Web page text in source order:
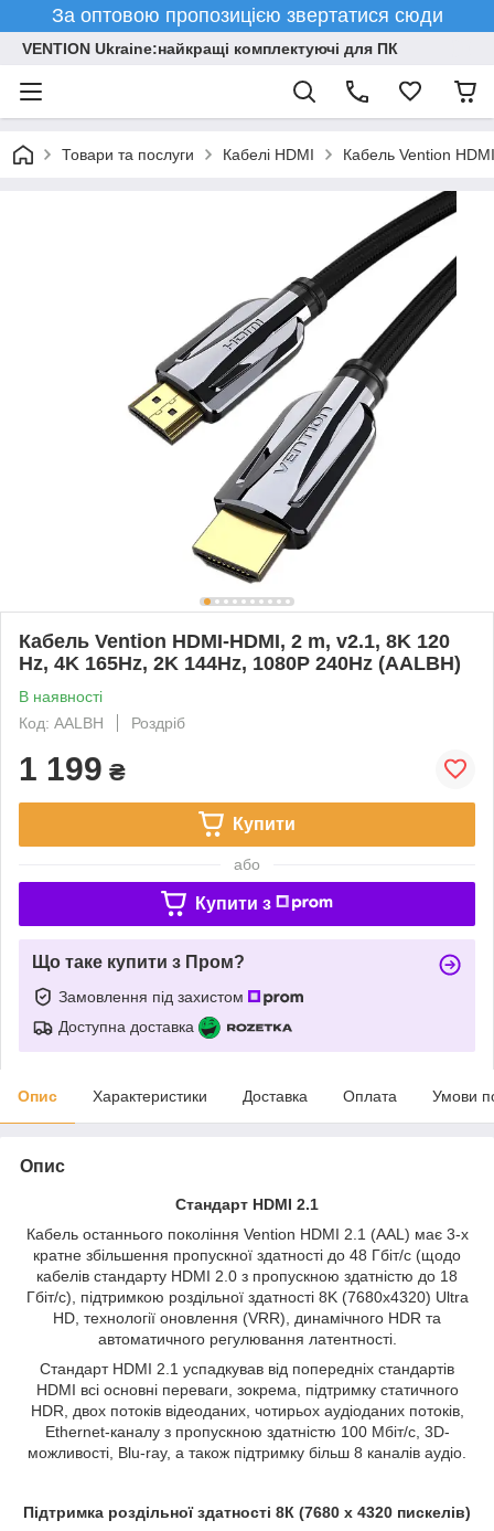
За оптовою пропозицією звертатися сюди
VENTION Ukraine:найкращі комплектуючі для ПК
Товари та послуги Кабелі HDMI Кабель Vention
Кабель Vention HDMI-HDMI, 2 m, v2.1, 8K 120
Hz, 4K 165Hz, 2K 144Hz, 1080P 240Hz (AALBH)
В наявності
Код: AALBH
Роздріб
1 199 ₴
Купити
або
Купити з
Що таке купити з Пром?
Замовлення під захистом
Доступна доставка
Опис Характеристики Доставка Оплата Умови
Опис
Стандарт HDMI 2.1
Кабель останнього покоління Vention HDMI 2.1 (AAL) має 3-х
кратне збільшення пропускної здатності до 48 Гбіт/с (щодо
кабелів стандарту HDMI 2.0 з пропускною здатністю до 18
Гбіт/с), підтримкою роздільної здатності 8K (7680х4320) Ultra
HD, технології оновлення (VRR), динамічного HDR та
автоматичного регулювання латентності.
Стандарт HDMI 2.1 успадкував від попередніх стандартів
HDMI всі основні переваги, зокрема, підтримку статичного
HDR, двох потоків відеоданих, чотирьох аудіоданих потоків,
Ethernet-каналу з пропускною здатністю 100 Мбіт/с, 3D-
можливості, Blu-ray, а також підтримку більш 8 каналів аудіо.
Підтримка роздільної здатності 8К (7680 х 4320 пискелів)